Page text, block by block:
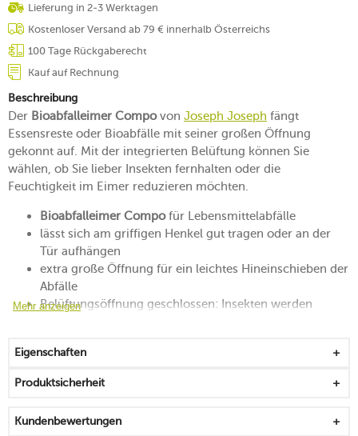
Lieferung in 2-3 Werktagen
Kostenloser Versand ab 79 € innerhalb Österreichs
100 Tage Rückgaberecht
Kauf auf Rechnung
Beschreibung
Der Bioabfalleimer Compovon Joseph Joseph fängt
Essensreste oder Bioabfälle mit seiner großen Öffnung
gekonnt auf. Mit der integrierten Belüftung können Sie
wählen, ob Sie lieber Insekten fernhalten oder die
Feuchtigkeit im Eimer reduzieren möchten.
Bioabfalleimer Compofür Lebensmittelabfälle
lässt sich am griffigen Henkel gut tragen oder an der
Tür aufhängen
extra große Öffnung für ein leichtes Hineinschieben der
Abfälle
Belüftungsöffnung geschlossen: Insekten werden
Gerüche werden minimiert
die schmale Konzeption passt gut auf die Arbeitsplatte
kann auch mit Standardbeuteln verwendet werden
Mehr anzeigen
Eigenschaften
Produktsicherheit
Kundenbewertungen